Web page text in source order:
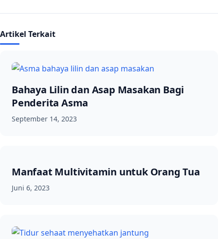
Artikel Terkait
Bahaya Lilin dan Asap Masakan Bagi
Penderita Asma
September 14, 2023
Manfaat Multivitamin untuk Orang Tua
Juni 6, 2023